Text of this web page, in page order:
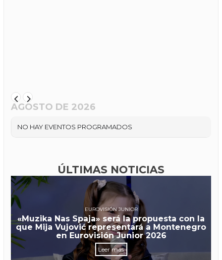
AGOSTO DE 2026
NO HAY EVENTOS PROGRAMADOS
ÚLTIMAS NOTICIAS
EUROVISIÓN JUNIOR
«Muzika Nas Spaja» será la propuesta con la
que Mija Vujović representará a Montenegro
en Eurovisión Junior 2026
Leer más